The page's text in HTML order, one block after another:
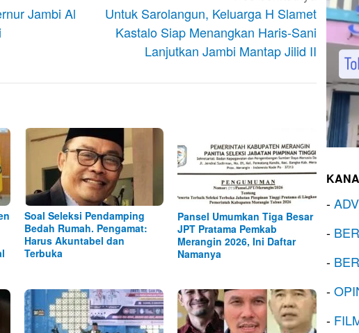
Jambi Al
Untuk Sarolangun, Keluarga H Slamet
Kastalo Siap Menangkan Haris-Sani
Lanjutkan Jambi Mantap Jilid II
Soal Seleksi Pendamping
Bedah Rumah. Pengamat:
Harus Akuntabel dan
Terbuka
Pansel Umumkan Tiga Besar
JPT Pratama Pemkab
Merangin 2026, Ini Daftar
Namanya
-
-
-
-
-